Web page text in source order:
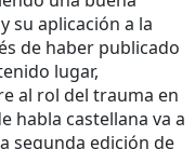
su aplicación a la
de haber publicado
lugar,
al rol del trauma en
habla castellana va a
segunda edición de